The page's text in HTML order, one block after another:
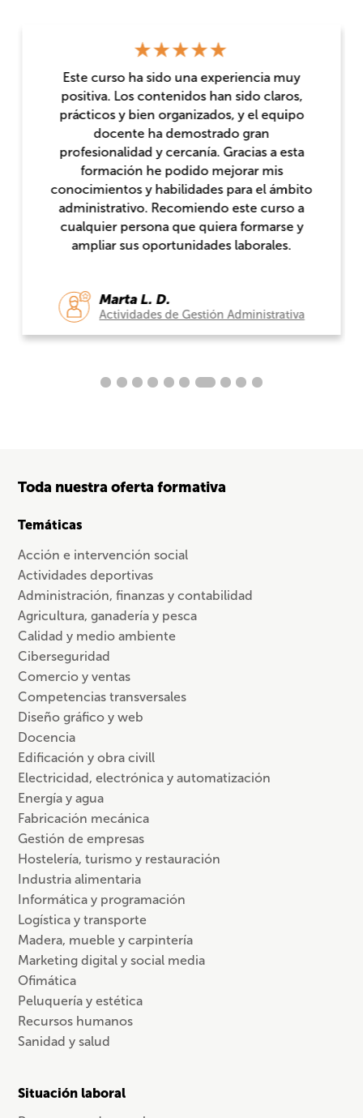
Este curso ha sido una experiencia muy
positiva. Los contenidos han sido claros,
prácticos y bien organizados, y el equipo
docente ha demostrado gran
profesionalidad y cercanía. Gracias a esta
formación he podido mejorar mis
conocimientos y habilidades para el ámbito
administrativo. Recomiendo este curso a
cualquier persona que quiera formarse y
ampliar sus oportunidades laborales.
Marta L. D.
Actividades de Gestión Administrativa
Toda nuestra oferta formativa
Temáticas
Acción e intervención social
Actividades deportivas
Administración, finanzas y contabilidad
Agricultura, ganadería y pesca
Calidad y medio ambiente
Ciberseguridad
Comercio y ventas
Competencias transversales
Diseño gráfico y web
Docencia
Edificación y obra civill
Electricidad, electrónica y automatización
Energía y agua
Fabricación mecánica
Gestión de empresas
Hostelería, turismo y restauración
Industria alimentaria
Informática y programación
Logística y transporte
Madera, mueble y carpintería
Marketing digital y social media
Ofimática
Peluquería y estética
Recursos humanos
Sanidad y salud
Situación laboral